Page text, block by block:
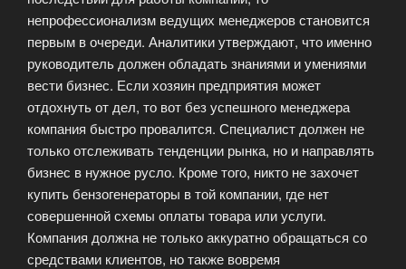
непрофессионализм ведущих менеджеров становится
первым в очереди. Аналитики утверждают, что именно
руководитель должен обладать знаниями и умениями
вести бизнес. Если хозяин предприятия может
отдохнуть от дел, то вот без успешного менеджера
компания быстро провалится. Специалист должен не
только отслеживать тенденции рынка, но и направлять
бизнес в нужное русло. Кроме того, никто не захочет
купить бензогенераторы в той компании, где нет
совершенной схемы оплаты товара или услуги.
Компания должна не только аккуратно обращаться со
средствами клиентов, но также вовремя